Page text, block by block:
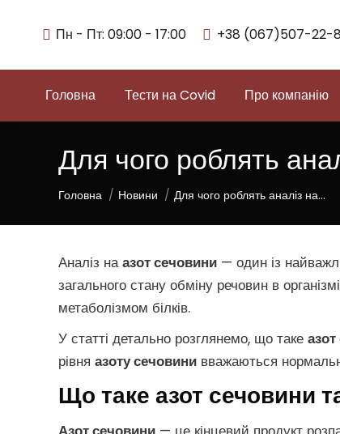
Пн - Пт: 09:00 - 17:00 +38 (067)507-22-
Головна Тести на Covid Про компанію
Для чого роблять
You are here:
Головна Новини Для чого роблять аналіз на…
Аналіз наазот сечовини — один із
загального стану обміну речовин в
метаболізмом білків.
У статті детально розглянемо, що таке
рівня азоту сечовини вважаються
Що таке азот сечовини